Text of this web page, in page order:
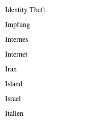
Identity Theft
Impfung
Internes
Internet
Iran
Island
Israel
Italien